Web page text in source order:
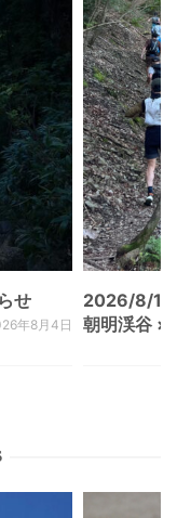
せ
年8月4日
2026/8/
朝明渓谷 ×